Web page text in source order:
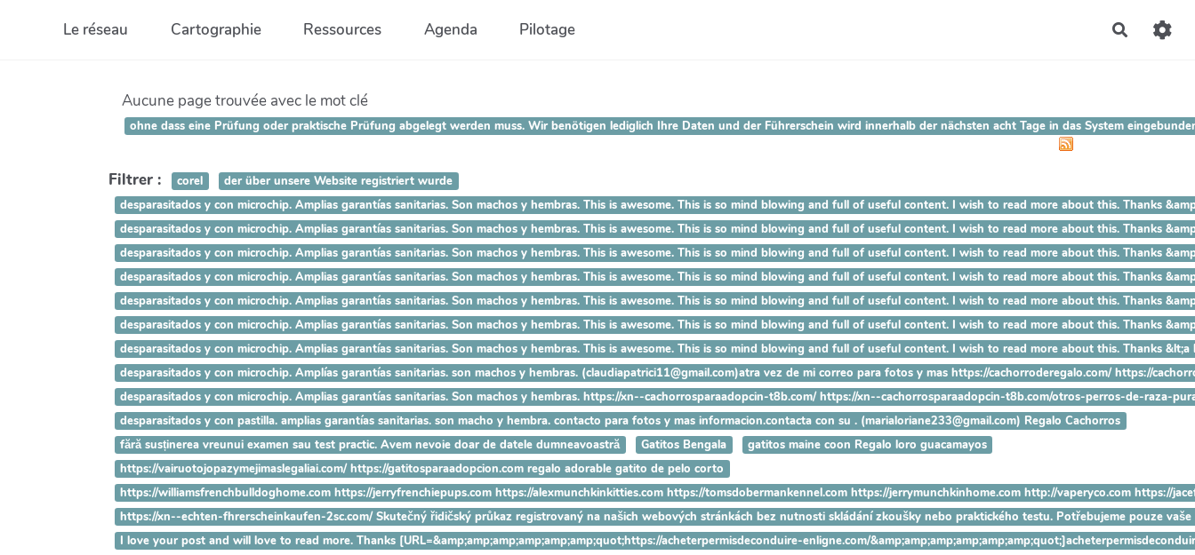
Aller au contenu principal
Le réseau Cartographie Ressources Agenda Pilotage
Aucune page trouvée avec le mot clé
ohne dass eine Prüfung oder praktische Prüfung abgelegt werden muss. Wir benötigen lediglich Ihre Daten und der Führerschein wird innerhalb der nächsten acht Tage in das System
Filtrer : corel
der über unsere Website registriert wurde
desparasitados y con microchip. Amplias garantías sanitarias. Son machos y hembras. This is awesome. This is so mind blowing and full of useful content. I wish to read more about this. Thanks
desparasitados y con microchip. Amplias garantías sanitarias. Son machos y hembras. This is awesome. This is so mind blowing and full of useful content. I wish to read more about this. Thanks
desparasitados y con microchip. Amplias garantías sanitarias. Son machos y hembras. This is awesome. This is so mind blowing and full of useful content. I wish to read more about this. Thanks
desparasitados y con microchip. Amplias garantías sanitarias. Son machos y hembras. This is awesome. This is so mind blowing and full of useful content. I wish to read more about this. Thanks
desparasitados y con microchip. Amplias garantías sanitarias. Son machos y hembras. This is awesome. This is so mind blowing and full of useful content. I wish to read more about this. Thanks
desparasitados y con microchip. Amplias garantías sanitarias. Son machos y hembras. This is awesome. This is so mind blowing and full of useful content. I wish to read more about this. Thanks
desparasitados y con microchip. Amplias garantías sanitarias. Son machos y hembras. This is awesome. This is so mind blowing and full of useful content. I wish to read more about this.
desparasitados y con microchip. Amplías garantías sanitarias. son machos y hembras. (claudiapatrici11@gmail.com)atra vez de mi correo para fotos y mas https://cachorroderegalo.com/ https://
desparasitados y con microchip. Amplias garantías sanitarias. Son machos y hembras. https://xn--cachorrosparaadopcin-t8b.com/ https://xn--cachorrosparaadopcin-t8b.com/otros-perros-de-raza-
desparasitados y con pastilla. amplias garantías sanitarias. son macho y hembra. contacto para fotos y mas informacion.contacta con su . (marialoriane233@gmail.com) Regalo Cachorros
fără susținerea vreunui examen sau test practic. Avem nevoie doar de datele dumneavoastră
Gatitos Bengala
gatitos maine coon Regalo loro guacamayos
https://vairuotojopazymejimaslegaliai.com/ https://gatitosparaadopcion.com regalo adorable gatito de pelo corto
https://williamsfrenchbulldoghome.com https://jerryfrenchiepups.com https://alexmunchkinkitties.com https://tomsdobermankennel.com https://jerrymunchkinhome.com http://vaperyco.com
https://xn--echten-fhrerscheinkaufen-2sc.com/ Skutečný řidičský průkaz registrovaný na našich webových stránkách bez nutnosti skládání zkoušky nebo praktického testu. Potřebujeme pouze
I love your post and will love to read more. Thanks [URL=&amp;amp;amp;amp;amp;amp;quot;https://acheterpermisdeconduire-enligne.com/